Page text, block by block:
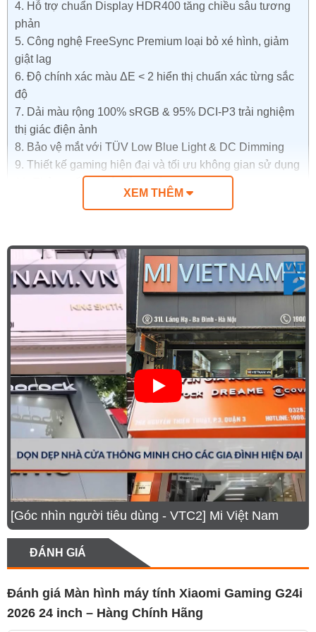
4. Hỗ trợ chuẩn Display HDR400 tăng chiều sâu tương
phản
5. Công nghệ FreeSync Premium loại bỏ xé hình, giảm
giật lag
6. Độ chính xác màu ΔE < 2 hiển thị chuẩn xác từng sắc
độ
7. Dải màu rộng 100% sRGB & 95% DCI-P3 trải nghiệm
thị giác điện ảnh
8. Bảo vệ mắt với TÜV Low Blue Light & DC Dimming
9. Thiết kế gaming hiện đại và tối ưu không gian sử dụng
Thông số kĩ thuật sản phẩm
Màn hình 23.8 inch Full HD sử dụng tấm nền
Fast IPS cho hình ảnh sắc nét, góc nhìn rộng
Tần số quét 200Hz kết hợp thời gian phản hồi
1ms GTG mang lại chuyển động mượt và phản
xạ nhanh
Công nghệ FreeSync Premium giúp loại bỏ xé
hình, giảm giật lag khi chơi game tốc độ cao
Chuẩn hiển thị DisplayHDR 400 với độ sáng 400
nits cho độ tương phản rõ ràng, hình ảnh sống
động
Độ chính xác màu cao Delta E < 2 cùng gam
màu rộng 100% sRGB và 95% DCI-P3
Chứng nhận TÜV Low Blue Light và DC
Dimming giúp bảo vệ mắt khi sử dụng lâu dài
Thiết kế viền mỏng hiện đại, hỗ trợ treo tường
VESA 75×75 mm, dễ dàng lắp đặt linh hoạt
Trang bị đầy đủ cổng DisplayPort, HDMI và jack
XEM THÊM
[Góc nhìn người tiêu dùng - VTC2] Mi Việt Nam
ĐÁNH GIÁ
Đánh giá Màn hình máy tính Xiaomi Gaming G24i
2026 24 inch – Hàng Chính Hãng